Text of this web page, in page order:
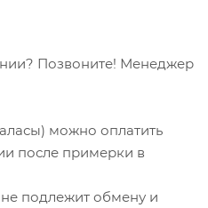
Позвоните! Менеджер
можно оплатить
после примерки в
подлежит обмену и